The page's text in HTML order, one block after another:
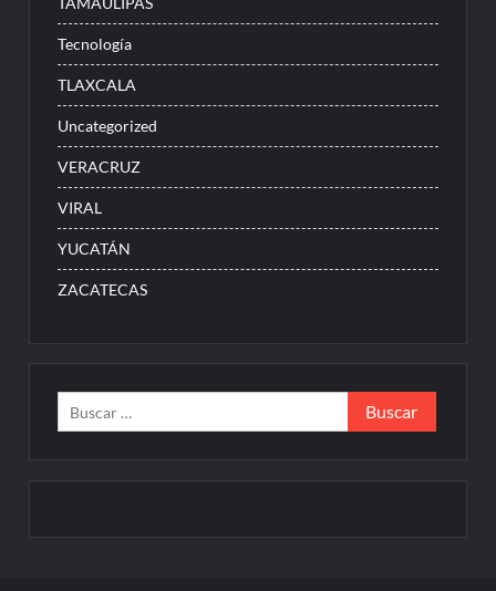
Tecnología
TLAXCALA
Uncategorized
VERACRUZ
VIRAL
YUCATÁN
ZACATECAS
Buscar: